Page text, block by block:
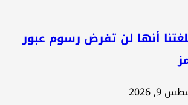
أنها لن تفرض رسوم عبور
9, 2026